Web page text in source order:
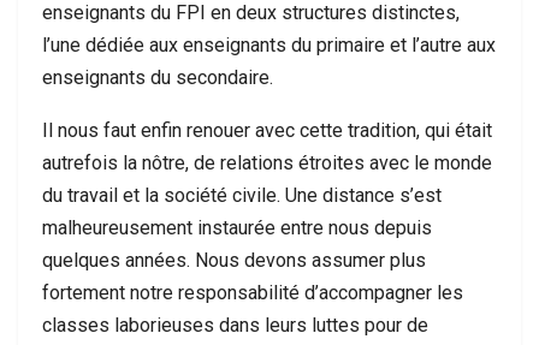
enseignants du FPI en deux structures distinctes,
l’une dédiée aux enseignants du primaire et l’autre aux
enseignants du secondaire.
Il nous faut enfin renouer avec cette tradition, qui était
autrefois la nôtre, de relations étroites avec le monde
du travail et la société civile. Une distance s’est
malheureusement instaurée entre nous depuis
quelques années. Nous devons assumer plus
fortement notre responsabilité d’accompagner les
classes laborieuses dans leurs luttes pour de